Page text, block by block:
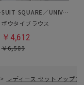
SUIT SQUARE／UNIVERSAL LANGUAGE／WHITE
ボウタイブラウス
￥4,612
￥6,589
> レディース セットアップ